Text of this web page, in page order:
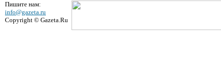
Пишите нам:
info@gazeta.ru
Copyright © Gazeta.Ru